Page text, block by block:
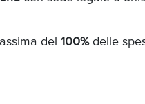
del 100%delle